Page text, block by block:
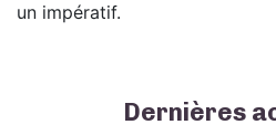
un impératif.
Dernières